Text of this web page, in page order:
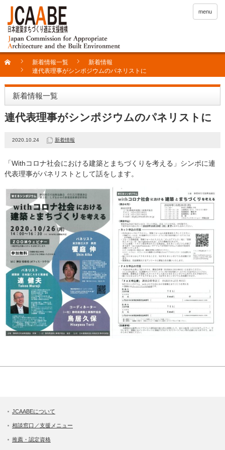
menu
新着情報一覧
新着情報
連代表理事がシンポジウムのパネリストに
新着情報一覧
連代表理事がシンポジウムのパネリストに
2020.10.24 新着情報
「Withコロナ社会における建築とまちづくりを考える」シンポに連
代表理事がパネリストとして話をします。
JCAABEについて
相談窓口／支援メニュー
推薦・認定資格